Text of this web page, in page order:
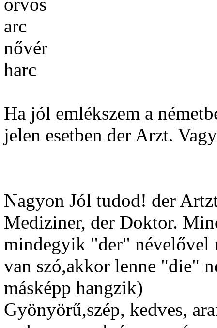
arc
nővér
harc
Ha jól emlékszem a
jelen esetben der Arzt.
Nagyon Jól tudod! der
Mediziner, der Doktor.
mindegyik "der"
van szó,akkor lenne "die"
másképp hangzik)
Gyönyörű,szép, kedves,